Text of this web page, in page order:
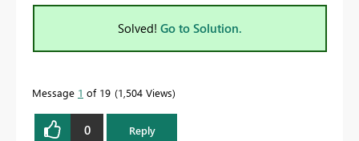
Solved! Go to Solution.
Message 1 of 19 1,504 Views
0 Reply